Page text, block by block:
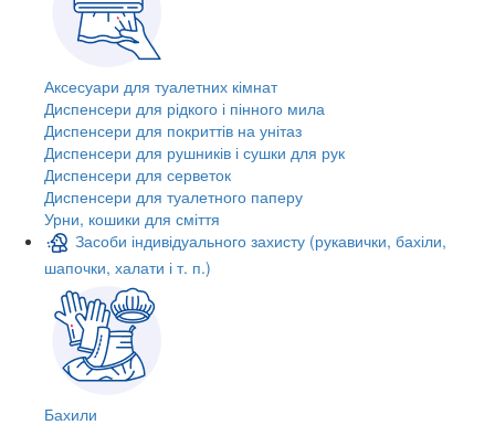
Аксесуари для туалетних кімнат
Диспенсери для рідкого і пінного мила
Диспенсери для покриттів на унітаз
Диспенсери для рушників і сушки для рук
Диспенсери для серветок
Диспенсери для туалетного паперу
Урни, кошики для сміття
Засоби індивідуального захисту (рукавички, бахіли,
шапочки, халати і т. п.)
Бахили